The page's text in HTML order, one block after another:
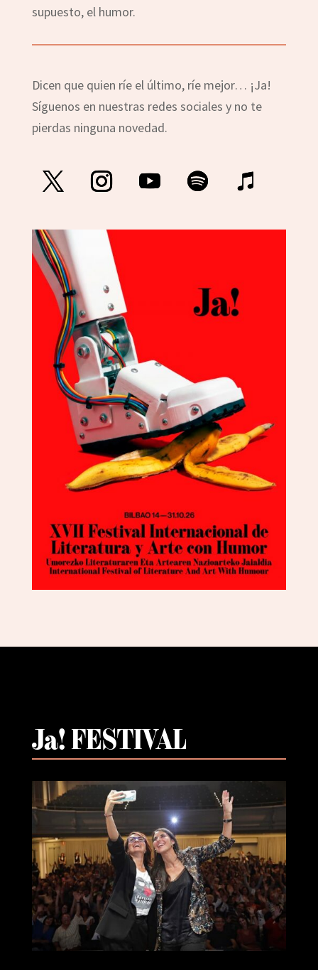
supuesto, el humor.
Dicen que quien ríe el último, ríe mejor… ¡Ja!
Síguenos en nuestras redes sociales y no te
pierdas ninguna novedad.
Ja! FESTIVAL